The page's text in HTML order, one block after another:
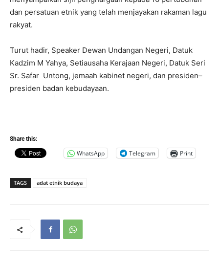
dan persatuan etnik yang telah menjayakan rakaman lagu
rakyat.
Turut hadir, Speaker Dewan Undangan Negeri, Datuk
Kadzim M Yahya, Setiausaha Kerajaan Negeri, Datuk Seri
Sr. Safar Untong, jemaah kabinet negeri, dan presiden–
presiden badan kebudayaan.
Share this:
WhatsApp Telegram Print
TAGS adat etnik budaya